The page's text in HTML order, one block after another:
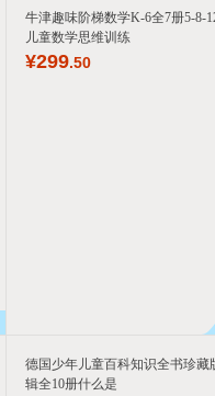
牛津趣味阶梯数学K-6全7册5-8-
儿童数学思维训练
¥299.50
德国少年儿童百科知识全书珍藏
辑全10册什么是